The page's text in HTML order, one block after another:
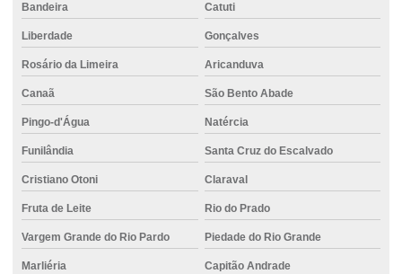
Bandeira Catuti
Liberdade Gonçalves
Rosário da Limeira Aricanduva
Canaã São Bento Abade
Pingo-d'Água Natércia
Funilândia Santa Cruz do Escalvado
Cristiano Otoni Claraval
Fruta de Leite Rio do Prado
Vargem Grande do Rio Pardo Piedade do Rio Grande
Marliéria Capitão Andrade